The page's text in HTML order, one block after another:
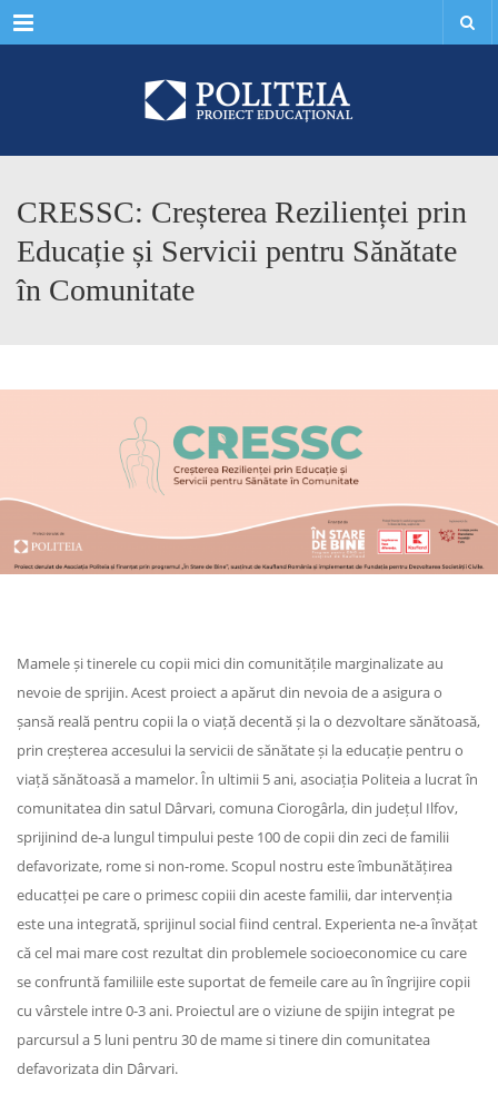
Menu
CRESSC: Creșterea Rezilienței prin
Educație și Servicii pentru Sănătate
în Comunitate
Mamele și tinerele cu copii mici din comunitățile marginalizate au
nevoie de sprijin. Acest proiect a apărut din nevoia de a asigura o
șansă reală pentru copii la o viață decentă și la o dezvoltare sănătoasă,
prin creșterea accesului la servicii de sănătate și la educație pentru o
viață sănătoasă a mamelor. În ultimii 5 ani, asociația Politeia a lucrat în
comunitatea din satul Dârvari, comuna Ciorogârla, din județul Ilfov,
sprijinind de-a lungul timpului peste 100 de copii din zeci de familii
defavorizate, rome si non-rome. Scopul nostru este îmbunătățirea
educatței pe care o primesc copiii din aceste familii, dar intervenția
este una integrată, sprijinul social fiind central. Experienta ne-a învățat
că cel mai mare cost rezultat din problemele socioeconomice cu care
se confruntă familiile este suportat de femeile care au în îngrijire copii
cu vârstele intre 0-3 ani. Proiectul are o viziune de spijin integrat pe
parcursul a 5 luni pentru 30 de mame si tinere din comunitatea
defavorizata din Dârvari.